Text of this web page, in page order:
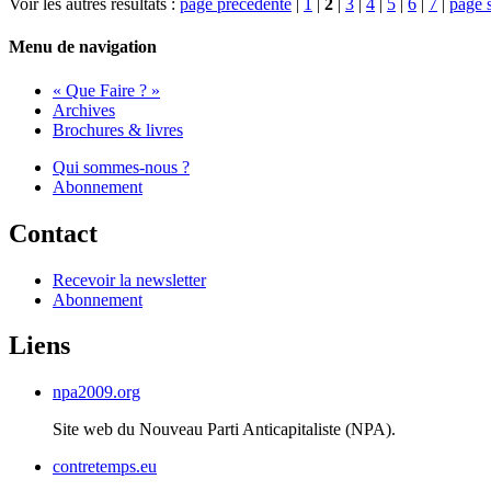
Voir les autres résultats : page précédente | 1 | 2 | 3 | 4 | 5 | 6 | 7 | page
Menu de navigation
« Que Faire ? »
Archives
Brochures & livres
Qui sommes-nous ?
Abonnement
Contact
Recevoir la newsletter
Abonnement
Liens
npa2009.org
Site web du Nouveau Parti Anticapitaliste (NPA).
contretemps.eu